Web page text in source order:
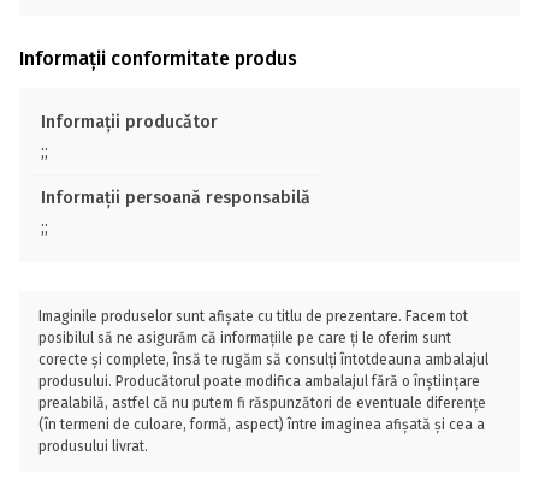
Informații conformitate produs
Informații producător
;;
Informații persoană responsabilă
;;
Imaginile produselor sunt afișate cu titlu de prezentare. Facem tot
posibilul să ne asigurăm că informațiile pe care ți le oferim sunt
corecte și complete, însă te rugăm să consulți întotdeauna ambalajul
produsului. Producătorul poate modifica ambalajul fără o înștiințare
prealabilă, astfel că nu putem fi răspunzători de eventuale diferențe
(în termeni de culoare, formă, aspect) între imaginea afișată și cea a
produsului livrat.